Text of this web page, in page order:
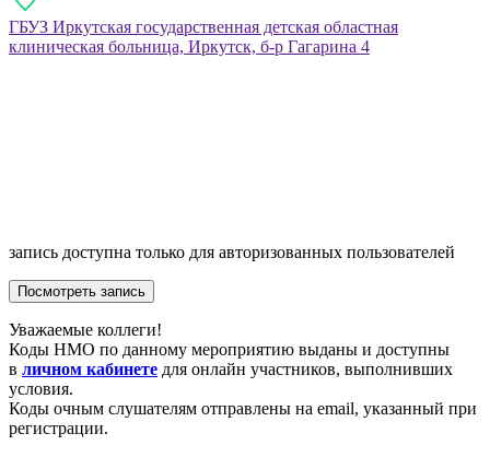
ГБУЗ Иркутская государственная детская областная
клиническая больница, Иркутск, б-р Гагарина 4
запись доступна только для авторизованных пользователей
Посмотреть запись
Уважаемые коллеги!
Коды НМО по данному мероприятию выданы и доступны
в личном кабинете для онлайн участников, выполнивших
условия.
Коды очным слушателям отправлены на email, указанный при
регистрации.